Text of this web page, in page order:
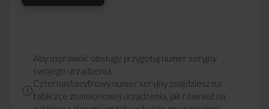
Aby usprawnić obsługę przygotuj numer seryjny
swojego urządzenia.
Czternastocyfrowy numer seryjny znajdziesz na
tabliczce znamionowej urządzenia, jak również na